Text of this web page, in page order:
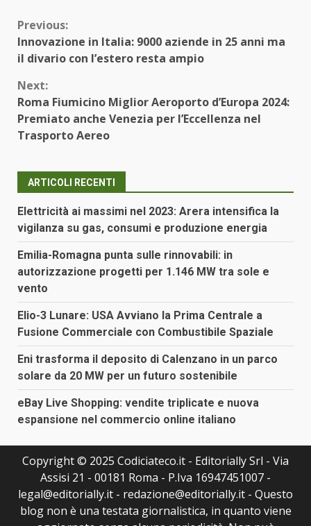
Continue
Reading
Previous:
Innovazione in Italia: 9000 aziende in 25 anni ma
il divario con l’estero resta ampio
Next:
Roma Fiumicino Miglior Aeroporto d’Europa 2024:
Premiato anche Venezia per l’Eccellenza nel
Trasporto Aereo
ARTICOLI RECENTI
Elettricità ai massimi nel 2023: Arera intensifica la
vigilanza su gas, consumi e produzione energia
Emilia-Romagna punta sulle rinnovabili: in
autorizzazione progetti per 1.146 MW tra sole e
vento
Elio-3 Lunare: USA Avviano la Prima Centrale a
Fusione Commerciale con Combustibile Spaziale
Eni trasforma il deposito di Calenzano in un parco
solare da 20 MW per un futuro sostenibile
eBay Live Shopping: vendite triplicate e nuova
espansione nel commercio online italiano
Copyright © 2025 Codiciateco.it - Editorially Srl - Via
Assisi 21 - 00181 Roma - P.Iva 16947451007 -
legal@editorially.it - redazione@editorially.it - Questo
blog non è una testata giornalistica, in quanto viene